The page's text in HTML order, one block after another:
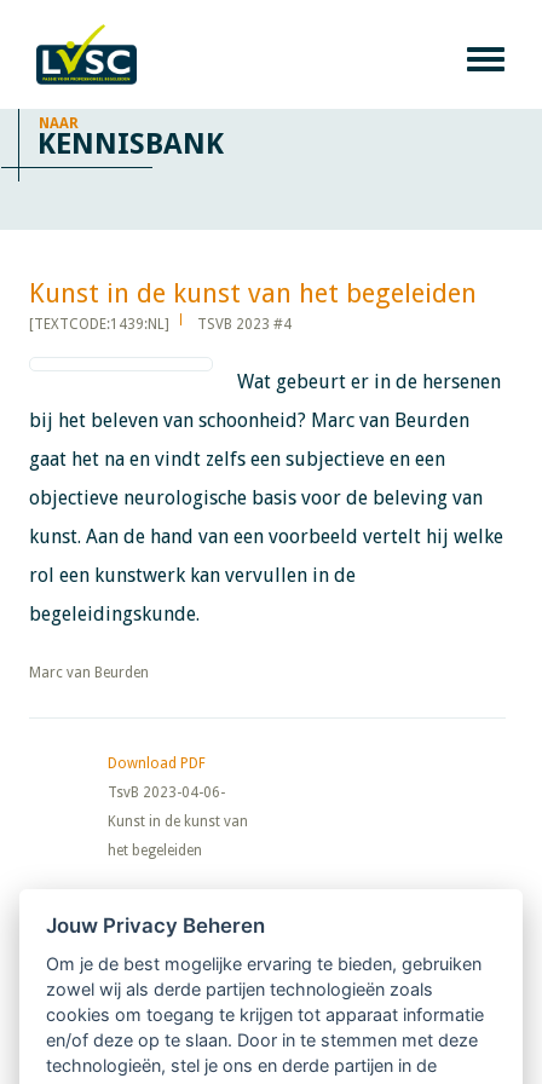
NAAR
KENNISBANK
Kunst in de kunst van het begeleiden​​​​​​
[TEXTCODE:1439:NL] TSVB 2023 #4
Wat gebeurt er in de hersenen
bij het beleven van schoonheid? Marc van Beurden
gaat het na en vindt zelfs een subjectieve en een
objectieve neurologische basis voor de beleving van
kunst. Aan de hand van een voorbeeld vertelt hij welke
rol een kunstwerk kan vervullen in de
begeleidingskunde.
​​​​​​​Marc van Beurden
Download PDF
TsvB 2023-04-06-
Kunst in de kunst van
het begeleiden
Nieuwsbrief
Ontvang 10 x per jaar de LVSC-
relatienieuwsbrief met o.a.:
Jouw Privacy Beheren
Om je de best mogelijke ervaring te bieden, gebruiken
zowel wij als derde partijen technologieën zoals
cookies om toegang te krijgen tot apparaat informatie
en/of deze op te slaan. Door in te stemmen met deze
technologieën, stel je ons en derde partijen in de